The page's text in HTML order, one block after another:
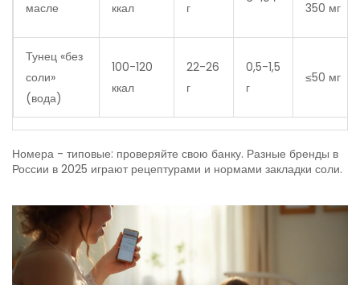
масле ккал г 350 мг
Тунец «без
соли»
(вода)
100-120
ккал
22-26
г
0,5-1,5
г
≤50 мг
Номера - типовые: проверяйте свою банку. Разные бренды в
России в 2025 играют рецептурами и нормами закладки соли.